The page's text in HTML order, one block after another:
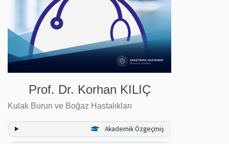
Prof. Dr. Korhan KILIÇ
Kulak Burun ve Boğaz Hastalıkları
Akademik Özgeçmiş